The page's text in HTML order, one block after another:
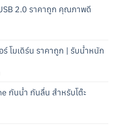
2.0 ราคาถูก คุณภาพดี
ร์ โมเดิร์น ราคาถูก | รับน้ำหนัก
กันน้ำ กันลื่น สำหรับโต๊ะ